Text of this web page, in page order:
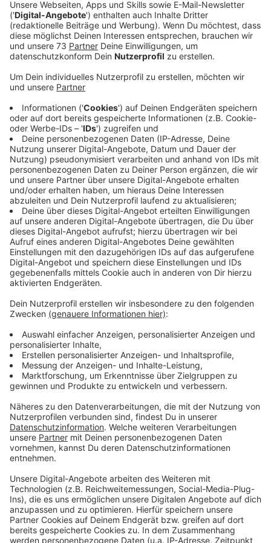
Man muss schon sagen: "Hot Stuff" von 1979 hat
Legendenstatus: Platz eins der US Billboard Charts,
Grammy Award und laut dem Rolling Stone Magazin
Summer ist eine meiner Lieblingskünstlerinnen aller
fantastisch und ihr Gesang ist unübertroffen. Es war
einen Ehre, an einem legendären Track wie 'Hot Stuff'
arbeiten zu dürfen. Es war schon immer einer jener
Songs, die mich sofort in gute Laune versetzen, und
ich hoffe, dass diese Version Menschen, die den
legendären Donna Summer feiern möchten, weiterhin
Freude und Glück beschert". Davon wollen wir Kygo
auf gar keinen Fall abhalten.
Anzeige
Wir benötigen Ihre
Zustimmung, um den YouTube
Wir verwenden einen Service eines
Drittanbieters, um Videoinhalte
einzubetten. Dieser Service kann
Daten zu Ihren Aktivitäten
sammeln. Bitte lesen Sie die
Details durch und stimmen Sie der
Nutzung des Service zu, um dieses
Video anzusehen.
Mehr Informationen
Akzeptieren
powered byUsercentrics Consent
Management Platform
Kygo, Donna Summer - Hot Stuff (Official Video)
Anzeige